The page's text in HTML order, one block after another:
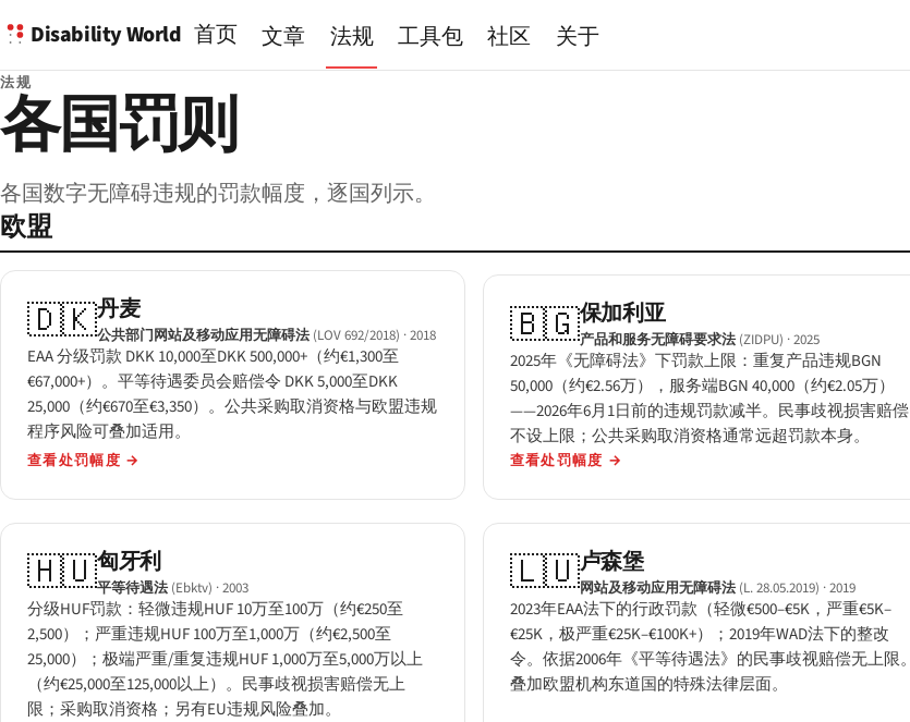
Disability World 首页 文章 法规 工具包 社区 关于
法规
各国罚则
各国数字无障碍违规的罚款幅度，逐国列示。
欧盟
🇩🇰丹麦
公共部门网站及移动应用无障碍法 (LOV 692/2018) · 2018
EAA 分级罚款 DKK 10,000至DKK 500,000+（约€1,300至
€67,000+）。平等待遇委员会赔偿令 DKK 5,000至DKK
25,000（约€670至€3,350）。公共采购取消资格与欧盟违规
程序风险可叠加适用。
查看处罚幅度 →
🇧🇬保加利亚
产品和服务无障碍要求法 (ZIDPU) · 2025
2025年《无障碍法》下罚款上限：重复产品违规BGN
50,000（约€2.56万），服务端BGN 40,000（约€2.05万）
——2026年6月1日前的违规罚款减半。民事歧视损害赔偿
不设上限；公共采购取消资格通常远超罚款本身。
查看处罚幅度 →
🇭🇺匈牙利
平等待遇法 (Ebktv) · 2003
分级HUF罚款：轻微违规HUF 10万至100万（约€250至
2,500）；严重违规HUF 100万至1,000万（约€2,500至
25,000）；极端严重/重复违规HUF 1,000万至5,000万以上
（约€25,000至125,000以上）。民事歧视损害赔偿无上
限；采购取消资格；另有EU违规风险叠加。
🇱🇺卢森堡
网站及移动应用无障碍法 (L. 28.05.2019) · 2019
2023年EAA法下的行政罚款（轻微€500–€5K，严重€5K–
€25K，极严重€25K–€100K+）；2019年WAD法下的整改
令。依据2006年《平等待遇法》的民事歧视赔偿无上限。
叠加欧盟机构东道国的特殊法律层面。